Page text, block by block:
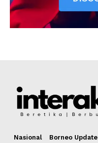
Nasional Borneo Update